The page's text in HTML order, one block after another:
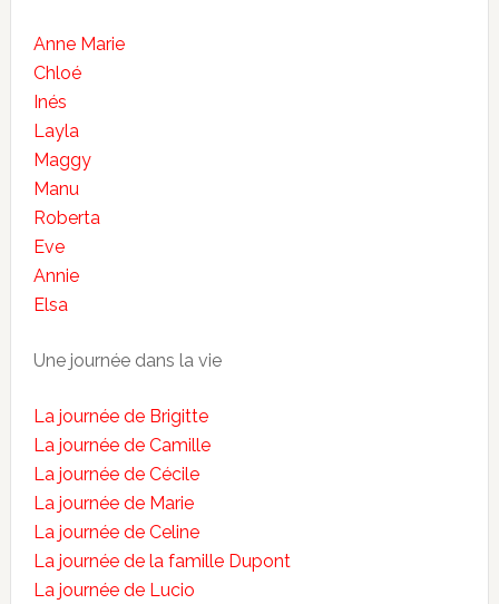
Anne Marie
Chloé
Inés
Layla
Maggy
Manu
Roberta
Eve
Annie
Elsa
Une journée dans la vie
La journée de Brigitte
La journée de Camille
La journée de Cécile
La journée de Marie
La journée de Celine
La journée de la famille Dupont
La journée de Lucio